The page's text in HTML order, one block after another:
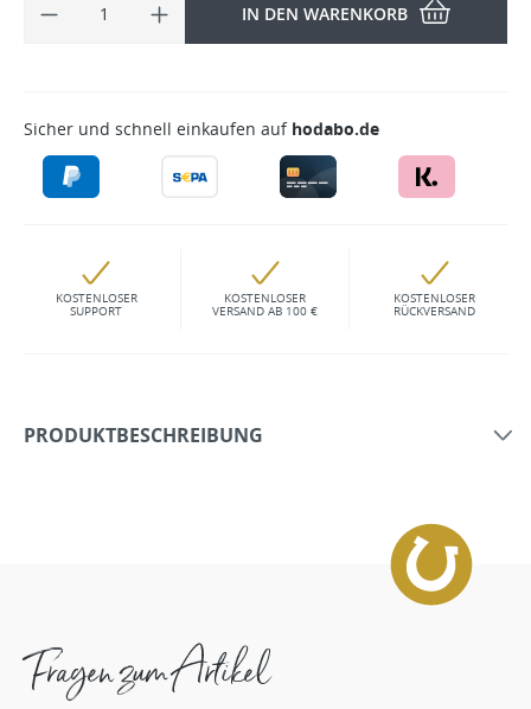
IN DEN WARENKORB
Sicher und schnell einkaufen auf hodabo.de
KOSTENLOSER
SUPPORT
KOSTENLOSER
VERSAND AB 100 €
KOSTENLOSER
RÜCKVERSAND
PRODUKTBESCHREIBUNG
Fragen zum Artikel